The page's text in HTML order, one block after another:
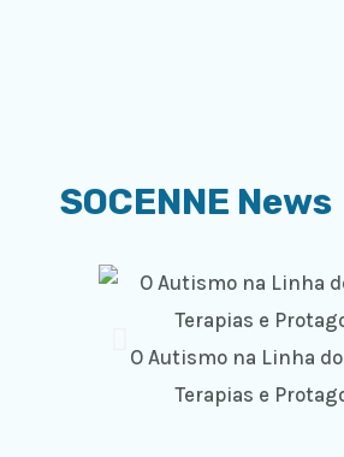
SOCENNE News
O Autismo na Linha
Terapias e